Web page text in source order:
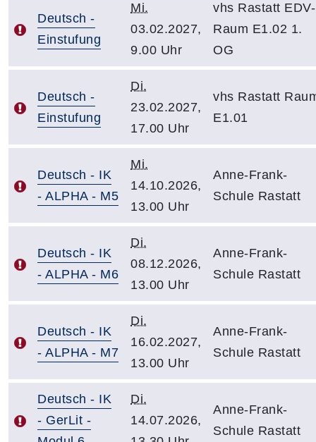
Deutsch -
Einstufung
Mi.
03.02.2027,
9.00 Uhr
vhs Rastatt EDV-
Raum E1.02 1.
OG
Deutsch -
Einstufung
Di.
23.02.2027,
17.00 Uhr
vhs Rastatt
E1.01
Deutsch - IK
- ALPHA - M5
Mi.
14.10.2026,
13.00 Uhr
Anne-Frank-
Schule Rastatt
Deutsch - IK
- ALPHA - M6
Di.
08.12.2026,
13.00 Uhr
Anne-Frank-
Schule Rastatt
Deutsch - IK
- ALPHA - M7
Di.
16.02.2027,
13.00 Uhr
Anne-Frank-
Schule Rastatt
Deutsch - IK
- GerLit -
Di.
14.07.2026,
Anne-Frank-
Schule Rastatt